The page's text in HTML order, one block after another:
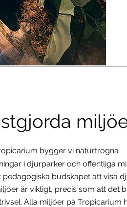
bygger vi naturtrogna
i djurparker och offentliga
pedagogiska budskapet att visa
är viktigt, precis som att det
Alla miljöer på Tropicarium